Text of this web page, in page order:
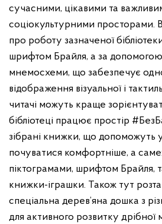
сучасними, цікавими та
соціокультурними просторами.
про роботу зазначеної
шрифтом Брайля, а за допомогою
мнемосхеми, що забезпечує
відображення візуальної і
читачі можуть краще
бібліотеці працює простір
зібрані книжки, що допоможуть
почуватися комфортніше, а
піктограмами, шрифтом Брайля,
книжки-іграшки. Також тут
спеціальна дерев’яна дошка з
для активного розвитку дрібної